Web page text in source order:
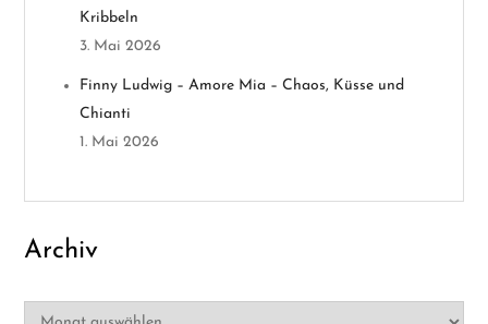
n
g
d
Kribbeln
3. Mai 2026
Finny Ludwig – Amore Mia – Chaos, Küsse und
Chianti
1. Mai 2026
Archiv
Archiv